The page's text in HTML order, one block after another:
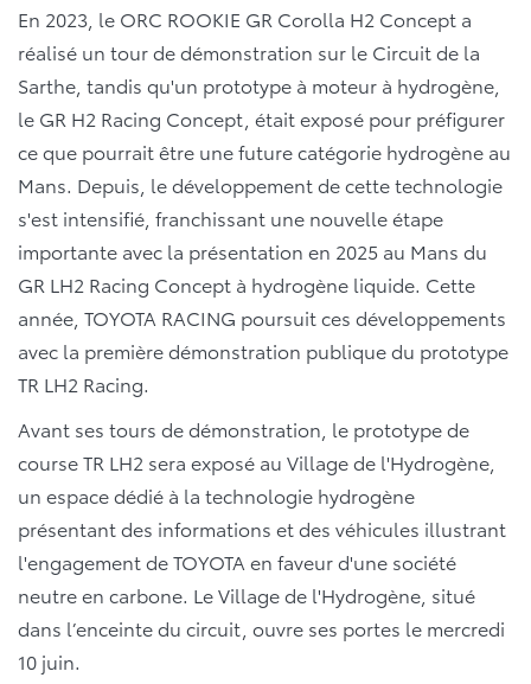
En 2023, le ORC ROOKIE GR Corolla H2 Concept a
réalisé un tour de démonstration sur le Circuit de la
Sarthe, tandis qu'un prototype à moteur à hydrogène,
le GR H2 Racing Concept, était exposé pour préfigurer
ce que pourrait être une future catégorie hydrogène au
Mans. Depuis, le développement de cette technologie
s'est intensifié, franchissant une nouvelle étape
importante avec la présentation en 2025 au Mans du
GR LH2 Racing Concept à hydrogène liquide. Cette
année, TOYOTA RACING poursuit ces développements
avec la première démonstration publique du prototype
TR LH2 Racing.
Avant ses tours de démonstration, le prototype de
course TR LH2 sera exposé au Village de l'Hydrogène,
un espace dédié à la technologie hydrogène
présentant des informations et des véhicules illustrant
l'engagement de TOYOTA en faveur d'une société
neutre en carbone. Le Village de l'Hydrogène, situé
dans l’enceinte du circuit, ouvre ses portes le mercredi
10 juin.